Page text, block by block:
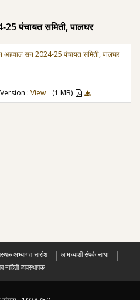
25 पंचायत समिती, पालघर
अहवाल सन 2024-25 पंचायत समिती, पालघर
: View (1 MB)
अभ्यागत सारांश
आमच्याशी संपर्क साधा
माहिती व्यवस्थापक